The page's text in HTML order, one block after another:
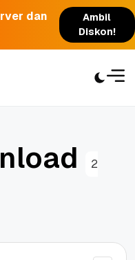
dan
Ambil
Diskon!
nload 2